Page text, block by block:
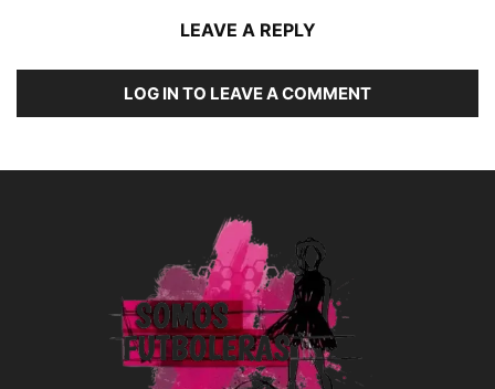
LEAVE A REPLY
LOG IN TO LEAVE A COMMENT